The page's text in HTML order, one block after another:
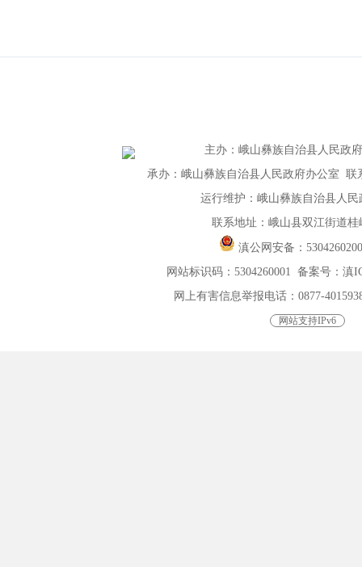
主办： 峨山彝族自治县人民政
承办：峨山彝族自治县人民政府办公室 联
运行维护：峨山彝族自治县人民
联系地址：峨山县双江街道桂
滇公网安备：
网站标识码：5304260001 备案号：滇
网上有害信息举报电话：0877-
网站支持IPv6